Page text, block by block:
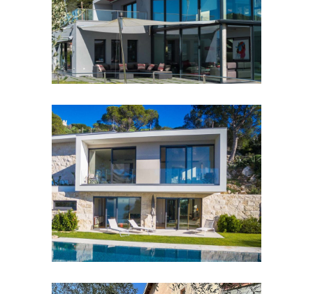
FENÊTRES ET PORTES À RPT
Eylina 52
FENÊTRES ET PORTES À RPT